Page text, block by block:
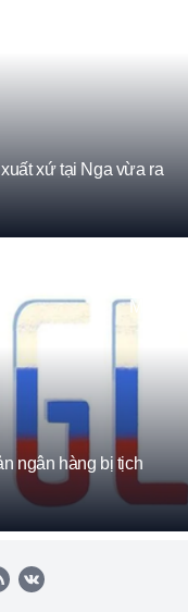
xứ tại Nga vừa ra
May
ngân hàng bị tịch